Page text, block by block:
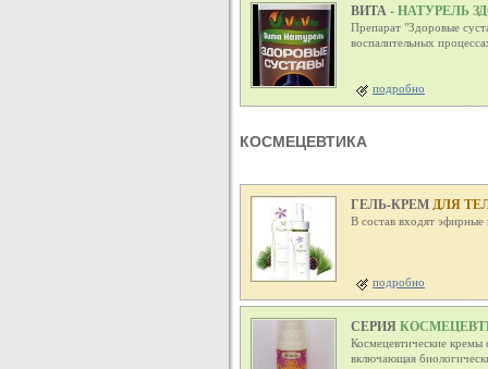
ВИТА- НАТУРЕЛЬ
Препарат "Здоровые
воспалительных
подробно
КОСМЕЦЕВТИКА
ГЕЛЬ-КРЕМДЛЯ
В состав входят
подробно
СЕРИЯ
Космецевтические кремы
включающая